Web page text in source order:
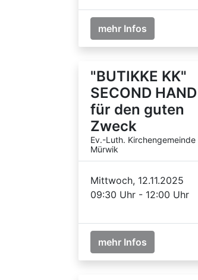
mehr Infos
"BUTIKKE KK"
SECOND HAND
für den guten
Zweck
Ev.-Luth. Kirchengemeinde
Mürwik
Mittwoch, 12.11.2025
09:30 Uhr - 12:00 Uhr
mehr Infos